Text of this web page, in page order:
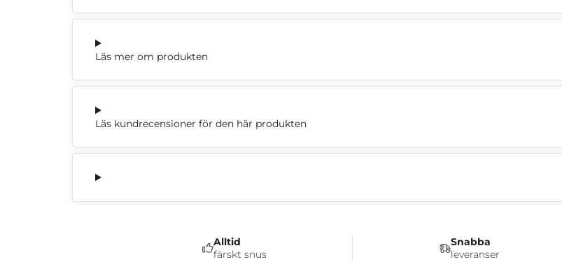
Läs mer om produkten
Läs kundrecensioner för den här produkten
Alltid
färskt snus
Snabba
leveranser